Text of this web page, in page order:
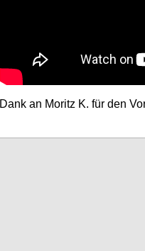
Dank an Moritz K. für den